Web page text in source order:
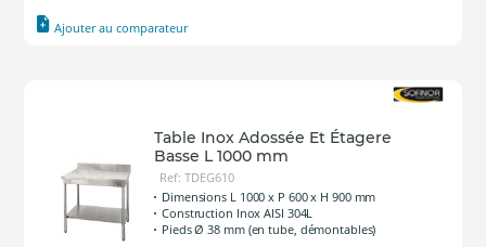
Ajouter au comparateur
Table Inox Adossée Et Étagere
Basse L 1000 mm
Ref: TDEG610
Dimensions L 1000 x P 600 x H 900 mm
Construction Inox AISI 304L
Pieds Ø 38 mm (en tube, démontables)